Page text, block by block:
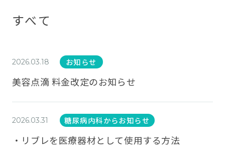
すべて
2026.03.18 お知らせ
美容点滴 料金改定のお知らせ
2026.03.31 糖尿病内科からお知らせ
・リブレを医療器材として使用する方法